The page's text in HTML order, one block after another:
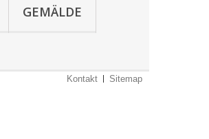
GEMÄLDE
Kontakt Sitemap